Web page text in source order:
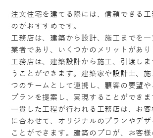
注文住宅を建てる際には、信頼できる工
のがおすすめです。
工務店は、建築から設計、施工までを一
業者であり、いくつかのメリットがあり
工務店は、建築設計から施工、引渡し
うことができます。建築家や設計士、
つのチームとして連携し、顧客の要望や
プランを提案し、実現することができま
一貫した工程が行われる工務店は、お
に合わせて、オリジナルのプランやデ
ことができます。建築のプロが、お客